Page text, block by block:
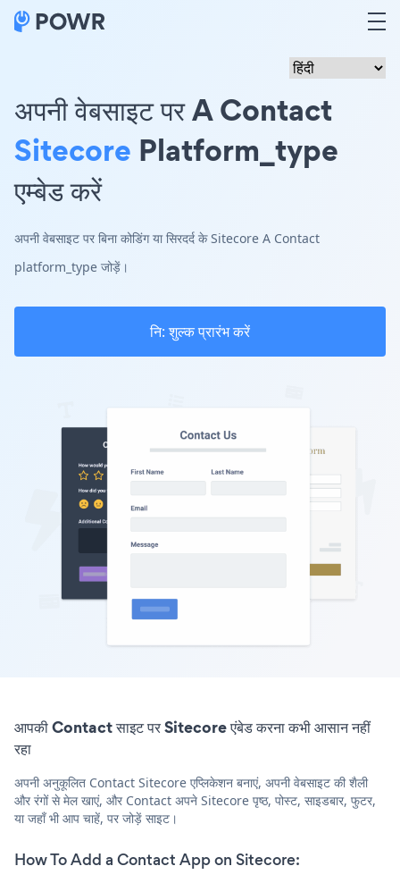
अपनी वेबसाइट पर A Contact
Sitecore Platform_type
एम्बेड करें
अपनी वेबसाइट पर बिना कोडिंग या सिरदर्द के Sitecore A Contact
platform_type जोड़ें।
नि: शुल्क प्रारंभ करें
आपकी Contact साइट पर Sitecore एंबेड करना कभी आसान नहीं
रहा
अपनी अनुकूलित Contact Sitecore एप्लिकेशन बनाएं, अपनी वेबसाइट की शैली
और रंगों से मेल खाएं, और Contact अपने Sitecore पृष्ठ, पोस्ट, साइडबार, फुटर,
या जहाँ भी आप चाहें, पर जोड़ें साइट।
How To Add a Contact App on Sitecore: